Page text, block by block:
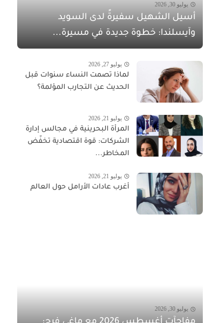
يوليو 30, 2026
أسيل الشهيل سفيرةً لدى السويد
وآيسلندا: خطوة جديدة في مسيرة...
يوليو 27, 2026
لماذا تصمت النساء سنوات قبل
الحديث عن التجارب المؤلمة؟
يوليو 21, 2026
المرأة البحرينية في مجالس إدارة
الشركات: قوة اقتصادية تخفّض
المخاطر...
يوليو 21, 2026
أغرب عادات الأرامل حول العالم
يوليو 30, 2026